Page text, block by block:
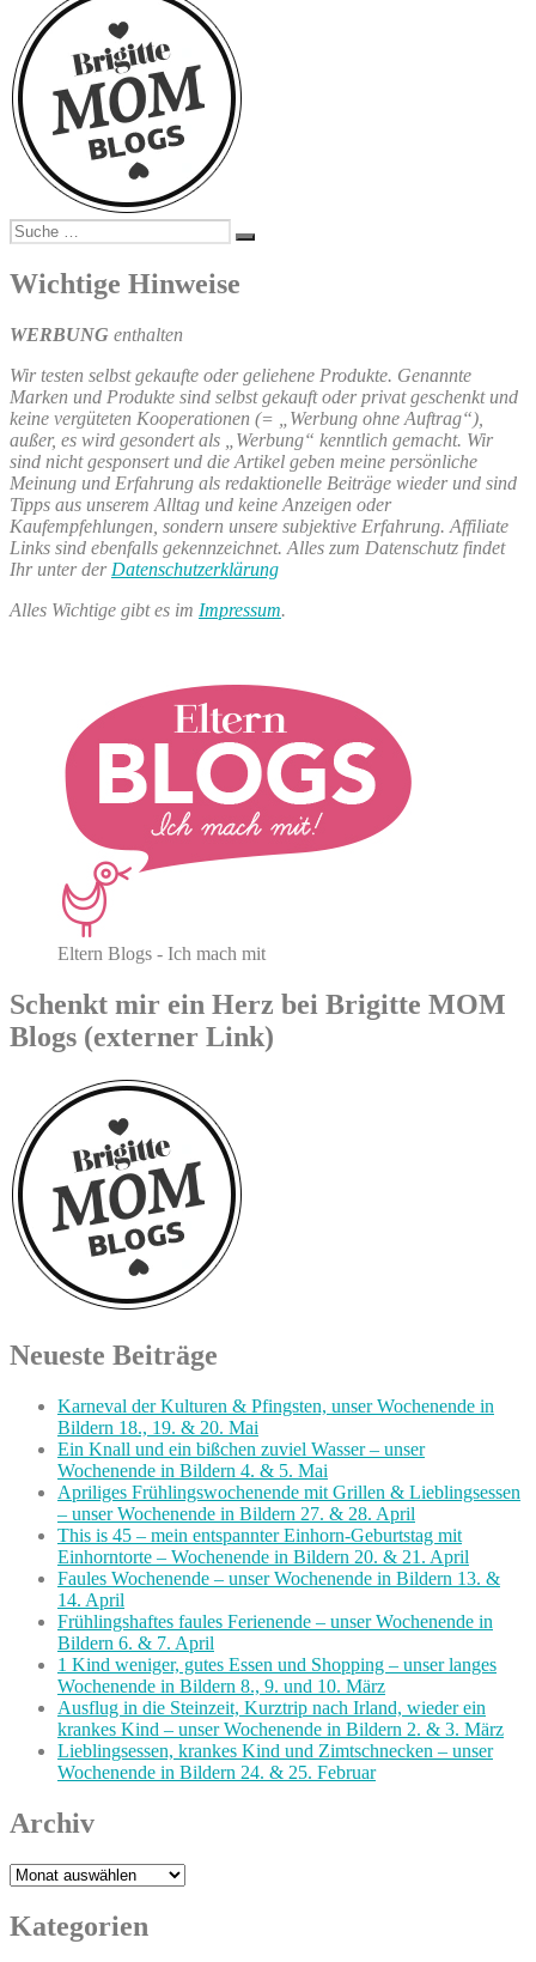
Suche
nach:
Suchen
Wichtige Hinweise
WERBUNG enthalten
Wir testen selbst gekaufte oder geliehene Produkte. Genannte
Marken und Produkte sind selbst gekauft oder privat geschenkt und
keine vergüteten Kooperationen (= „Werbung ohne Auftrag“),
außer, es wird gesondert als „Werbung“ kenntlich gemacht. Wir
sind nicht gesponsert und die Artikel geben meine persönliche
Meinung und Erfahrung als redaktionelle Beiträge wieder und sind
Tipps aus unserem Alltag und keine Anzeigen oder
Kaufempfehlungen, sondern unsere subjektive Erfahrung. Affiliate
Links sind ebenfalls gekennzeichnet. Alles zum Datenschutz findet
Ihr unter der Datenschutzerklärung
Alles Wichtige gibt es im Impressum.
Eltern Blogs - Ich mach mit
Schenkt mir ein Herz bei Brigitte MOM
Blogs (externer Link)
Neueste Beiträge
Karneval der Kulturen & Pfingsten, unser Wochenende in
Bildern 18., 19. & 20. Mai
Ein Knall und ein bißchen zuviel Wasser – unser
Wochenende in Bildern 4. & 5. Mai
Apriliges Frühlingswochenende mit Grillen & Lieblingsessen
– unser Wochenende in Bildern 27. & 28. April
This is 45 – mein entspannter Einhorn-Geburtstag mit
Einhorntorte – Wochenende in Bildern 20. & 21. April
Faules Wochenende – unser Wochenende in Bildern 13. &
14. April
Frühlingshaftes faules Ferienende – unser Wochenende in
Bildern 6. & 7. April
1 Kind weniger, gutes Essen und Shopping – unser langes
Wochenende in Bildern 8., 9. und 10. März
Ausflug in die Steinzeit, Kurztrip nach Irland, wieder ein
krankes Kind – unser Wochenende in Bildern 2. & 3. März
Lieblingsessen, krankes Kind und Zimtschnecken – unser
Wochenende in Bildern 24. & 25. Februar
Archiv
Archiv
Kategorien